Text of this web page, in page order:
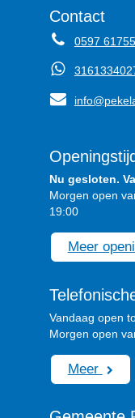
Contact
0597
Nu gesloten.
Morgen open
19:00
Meer
Vandaag open
Morgen open
Meer